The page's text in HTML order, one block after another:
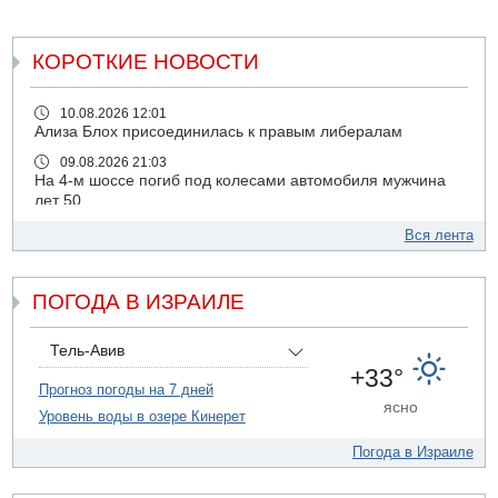
КОРОТКИЕ НОВОСТИ
10.08.2026 12:01
Ализа Блох присоединилась к правым либералам
09.08.2026 21:03
На 4-м шоссе погиб под колесами автомобиля мужчина
лет 50
Сын экс-депутата от партии ШАС арестован за
09.08.2026 19:36
16-летний подросток разбился насмерть при падении
09.08.2026 19:13
16-летний подросток упал со скалы в районе пещеры
Кешет (Верхняя Галилея)
Двое погибших при столкновении автомобилей на 1
Вся лента
ПОГОДА В ИЗРАИЛЕ
Тель-Авив
Прогноз погоды на 7 дней
Уровень воды в озере Кинерет
+33°
ясно
Погода в Израиле